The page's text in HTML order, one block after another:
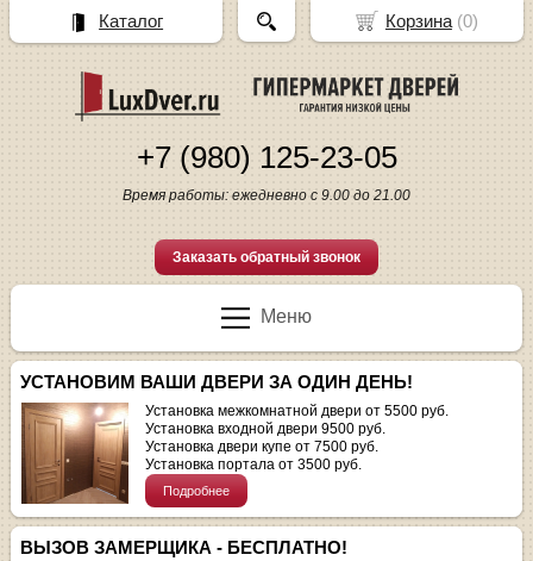
+7 (980) 125-23-05
Время работы: ежедневно с 9.00 до 21.00
Заказать обратный звонок
Меню
УСТАНОВИМ ВАШИ ДВЕРИ ЗА ОДИН ДЕНЬ!
Установка межкомнатной двери от 5500 руб.
Установка входной двери 9500 руб.
Установка двери купе от 7500 руб.
Установка портала от 3500 руб.
Подробнее
ВЫЗОВ ЗАМЕРЩИКА - БЕСПЛАТНО!
Корзина(0)
Каталог